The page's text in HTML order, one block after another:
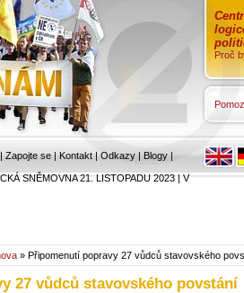
Proč
| Zapojte se | Kontakt | Odkazy | Blogy |
SNĚMOVNA 21. LISTOPADU 2023|V
» Připomenutí popravy 27 vůdců stavovského
27 vůdců stavovského povstání